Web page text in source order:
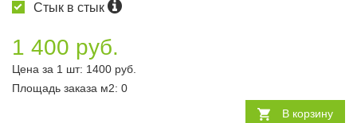
Стык в стык
1 400 руб.
Цена за 1 шт: 1400 руб.
Площадь заказа м2: 0
В корзину